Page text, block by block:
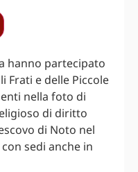
hanno partecipato
Frati e delle Piccole
nella foto di
di diritto
di Noto nel
sedi anche in